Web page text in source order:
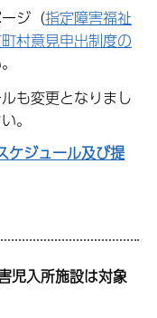
ジ（指定障害福祉
村意見申出制度の
も変更となりまし
。
ケジュール及び提
児入所施設は対象